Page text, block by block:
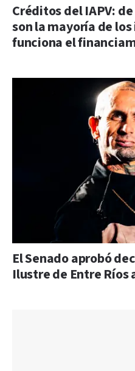
Créditos del IAPV:
son la mayoría de
funciona el
El Senado aprobó
Ilustre de Entre Ríos